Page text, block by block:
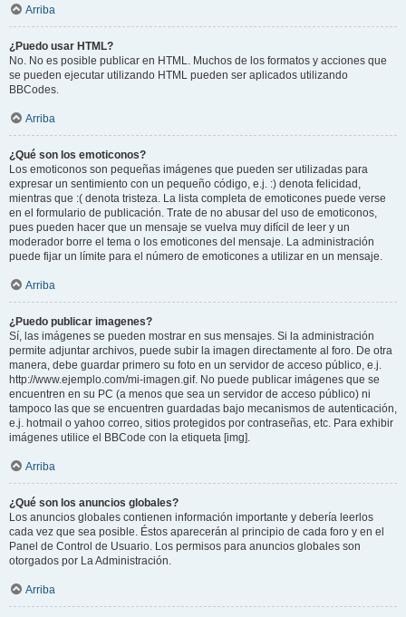
Arriba
¿Puedo usar HTML?
No. No es posible publicar en HTML. Muchos de los formatos y acciones que
se pueden ejecutar utilizando HTML pueden ser aplicados utilizando
BBCodes.
Arriba
¿Qué son los emoticonos?
Los emoticonos son pequeñas imágenes que pueden ser utilizadas para
expresar un sentimiento con un pequeño código, e.j. :) denota felicidad,
mientras que :( denota tristeza. La lista completa de emoticones puede verse
en el formulario de publicación. Trate de no abusar del uso de emoticonos,
pues pueden hacer que un mensaje se vuelva muy difícil de leer y un
moderador borre el tema o los emoticones del mensaje. La administración
puede fijar un límite para el número de emoticones a utilizar en un mensaje.
Arriba
¿Puedo publicar imagenes?
Sí, las imágenes se pueden mostrar en sus mensajes. Si la administración
permite adjuntar archivos, puede subir la imagen directamente al foro. De otra
manera, debe guardar primero su foto en un servidor de acceso público, e.j.
http://www.ejemplo.com/mi-imagen.gif. No puede publicar imágenes que se
encuentren en su PC (a menos que sea un servidor de acceso público) ni
tampoco las que se encuentren guardadas bajo mecanismos de autenticación,
e.j. hotmail o yahoo correo, sitios protegidos por contraseñas, etc. Para exhibir
imágenes utilice el BBCode con la etiqueta [img].
Arriba
¿Qué son los anuncios globales?
Los anuncios globales contienen información importante y debería leerlos
cada vez que sea posible. Éstos aparecerán al principio de cada foro y en el
Panel de Control de Usuario. Los permisos para anuncios globales son
otorgados por La Administración.
Arriba